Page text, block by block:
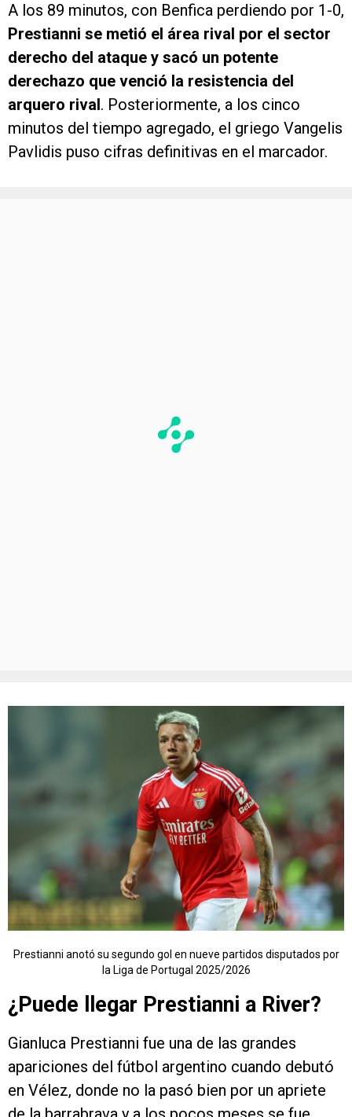
A los 89 minutos, con Benfica perdiendo por 1-0,
Prestianni se metió el área rival por el sector
derecho del ataque y sacó un potente
derechazo que venció la resistencia del
arquero rival . Posteriormente, a los cinco
minutos del tiempo agregado, el griego Vangelis
Pavlidis puso cifras definitivas en el marcador.
Prestianni anotó su segundo gol en nueve partidos disputados por
la Liga de Portugal 2025/2026
¿Puede llegar Prestianni a River?
Gianluca Prestianni fue una de las grandes
apariciones del fútbol argentino cuando debutó
en Vélez, donde no la pasó bien por un apriete